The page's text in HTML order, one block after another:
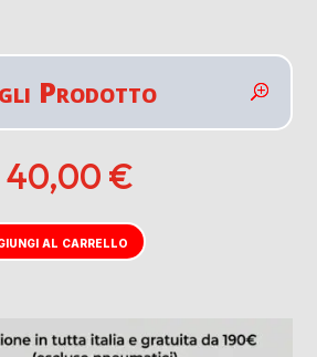
Prodotto
40,00 €
al carrello